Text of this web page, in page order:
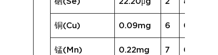
铜(Cu) 0.09mg 6 0.06mg
锰(Mn) 0.22mg 7 0.14mg